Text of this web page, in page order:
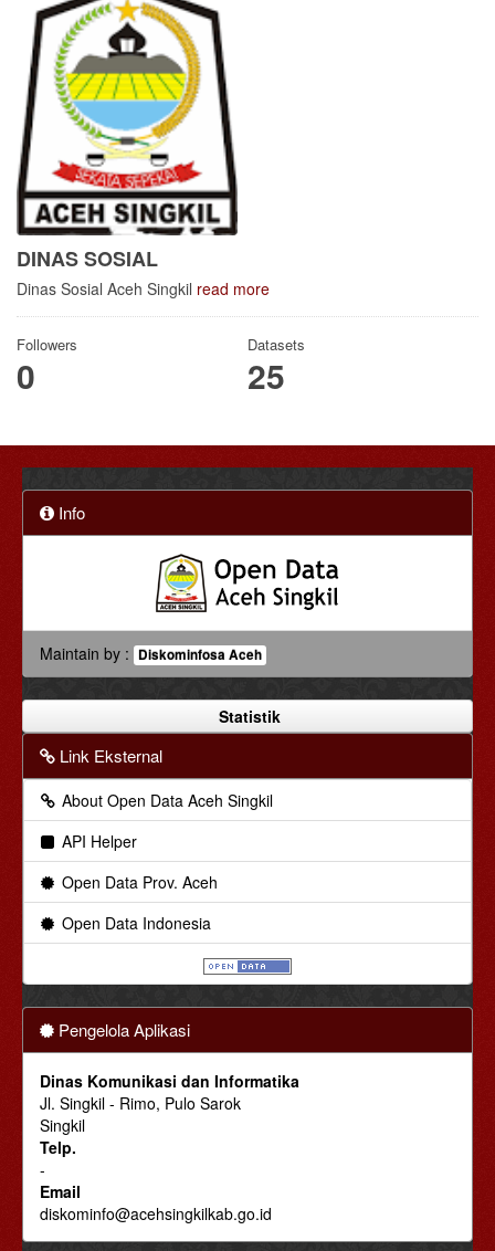
DINAS SOSIAL
Dinas Sosial Aceh Singkil read more
Followers
0
Datasets
25
Info
Maintain by : Diskominfosa Aceh
Statistik
Link Eksternal
About Open Data Aceh Singkil
API Helper
Open Data Prov. Aceh
Open Data Indonesia
Pengelola Aplikasi
Dinas Komunikasi dan Informatika
Jl. Singkil - Rimo, Pulo Sarok
Singkil
Telp.
-
Email
diskominfo@acehsingkilkab.go.id